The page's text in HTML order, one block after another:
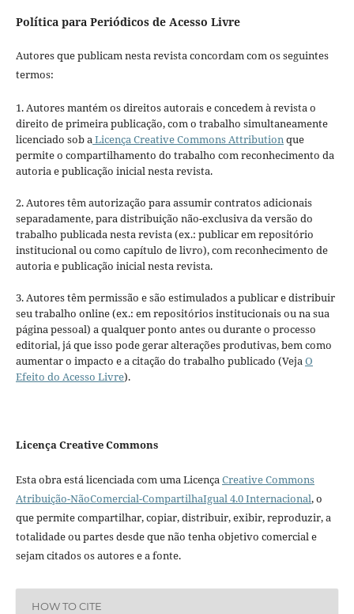
Política para Periódicos de Acesso Livre
Autores que publicam nesta revista concordam com os seguintes
termos:
1. Autores mantém os direitos autorais e concedem à revista o
direito de primeira publicação, com o trabalho simultaneamente
licenciado sob aLicença Creative Commons Attributionque
permite o compartilhamento do trabalho com reconhecimento da
autoria e publicação inicial nesta revista.
2. Autores têm autorização para assumir contratos adicionais
separadamente, para distribuição não-exclusiva da versão do
trabalho publicada nesta revista (ex.: publicar em repositório
institucional ou como capítulo de livro), com reconhecimento de
autoria e publicação inicial nesta revista.
3. Autores têm permissão e são estimulados a publicar e distribuir
seu trabalho online (ex.: em repositórios institucionais ou na sua
página pessoal) a qualquer ponto antes ou durante o processo
editorial, já que isso pode gerar alterações produtivas, bem como
aumentar o impacto e a citação do trabalho publicado (VejaO
Efeito do Acesso Livre).
Licença Creative Commons
Esta obra está licenciada com uma LicençaCreative Commons
Atribuição-NãoComercial-CompartilhaIgual 4.0 Internacional, o
que permite compartilhar, copiar, distribuir, exibir, reproduzir, a
totalidade ou partes desde que não tenha objetivo comercial e
sejam citados os autores e a fonte.
HOW TO CITE